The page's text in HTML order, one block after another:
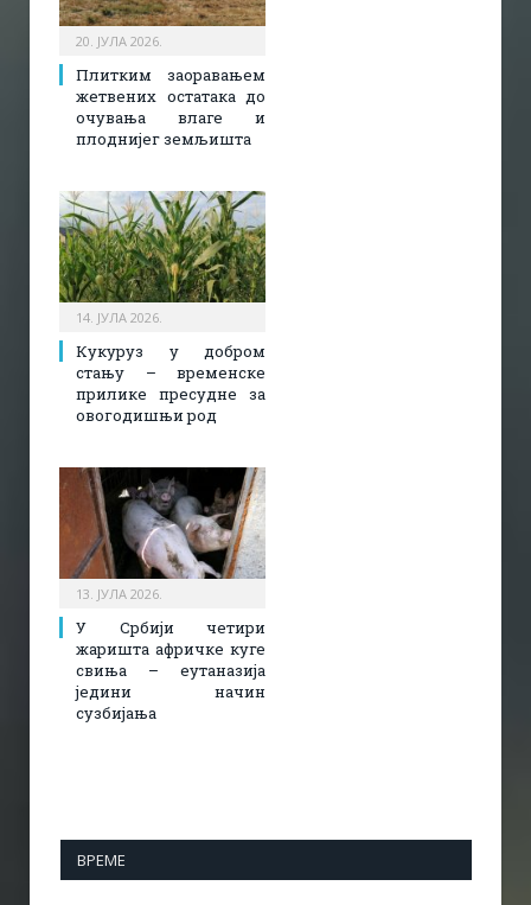
20. ЈУЛА 2026.
Плитким заоравањем
жетвених остатака до
очувања влаге и
плоднијег земљишта
14. ЈУЛА 2026.
Кукуруз у добром
стању – временске
прилике пресудне за
овогодишњи род
13. ЈУЛА 2026.
У Србији четири
жаришта афричке куге
свиња – еутаназија
једини начин
сузбијања
ВРЕМЕ